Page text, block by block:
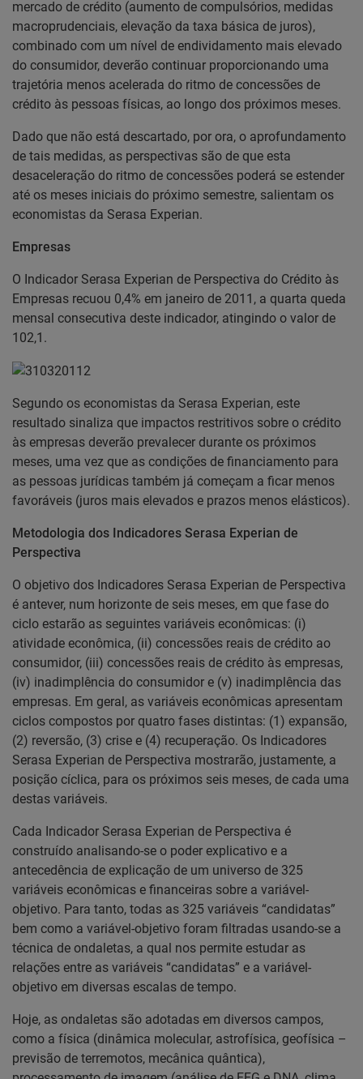
mercado de crédito (aumento de compulsórios, medidas
macroprudenciais, elevação da taxa básica de juros),
combinado com um nível de endividamento mais elevado
do consumidor, deverão continuar proporcionando uma
trajetória menos acelerada do ritmo de concessões de
crédito às pessoas físicas, ao longo dos próximos meses.
Dado que não está descartado, por ora, o aprofundamento
de tais medidas, as perspectivas são de que esta
desaceleração do ritmo de concessões poderá se estender
até os meses iniciais do próximo semestre, salientam os
economistas da Serasa Experian.
Empresas
O Indicador Serasa Experian de Perspectiva do Crédito às
Empresas recuou 0,4% em janeiro de 2011, a quarta queda
mensal consecutiva deste indicador, atingindo o valor de
102,1.
Segundo os economistas da Serasa Experian, este
resultado sinaliza que impactos restritivos sobre o crédito
às empresas deverão prevalecer durante os próximos
meses, uma vez que as condições de financiamento para
as pessoas jurídicas também já começam a ficar menos
favoráveis (juros mais elevados e prazos menos elásticos).
Metodologia dos Indicadores Serasa Experian de
Perspectiva
O objetivo dos Indicadores Serasa Experian de Perspectiva
é antever, num horizonte de seis meses, em que fase do
ciclo estarão as seguintes variáveis econômicas: (i)
atividade econômica, (ii) concessões reais de crédito ao
consumidor, (iii) concessões reais de crédito às empresas,
(iv) inadimplência do consumidor e (v) inadimplência das
empresas. Em geral, as variáveis econômicas apresentam
ciclos compostos por quatro fases distintas: (1) expansão,
(2) reversão, (3) crise e (4) recuperação. Os Indicadores
Serasa Experian de Perspectiva mostrarão, justamente, a
posição cíclica, para os próximos seis meses, de cada uma
destas variáveis.
Cada Indicador Serasa Experian de Perspectiva é
construído analisando-se o poder explicativo e a
antecedência de explicação de um universo de 325
variáveis econômicas e financeiras sobre a variável-
objetivo. Para tanto, todas as 325 variáveis “candidatas”
bem como a variável-objetivo foram filtradas usando-se a
técnica de ondaletas, a qual nos permite estudar as
relações entre as variáveis “candidatas” e a variável-
objetivo em diversas escalas de tempo.
Hoje, as ondaletas são adotadas em diversos campos,
como a física (dinâmica molecular, astrofísica, geofísica –
previsão de terremotos, mecânica quântica),